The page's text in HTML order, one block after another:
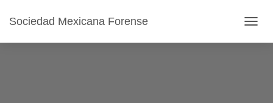
Sociedad Mexicana Forense